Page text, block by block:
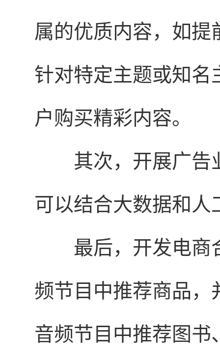
属的优质内容，如
针对特定主题或知名
户购买精彩内容。
其次，开展广告
可以结合大数据和
最后，开发电商
频节目中推荐商品，
音频节目中推荐图